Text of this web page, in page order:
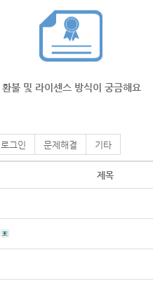
환불 및 라이센스 방식이 궁금해요
그인 문제해결 기타
제목